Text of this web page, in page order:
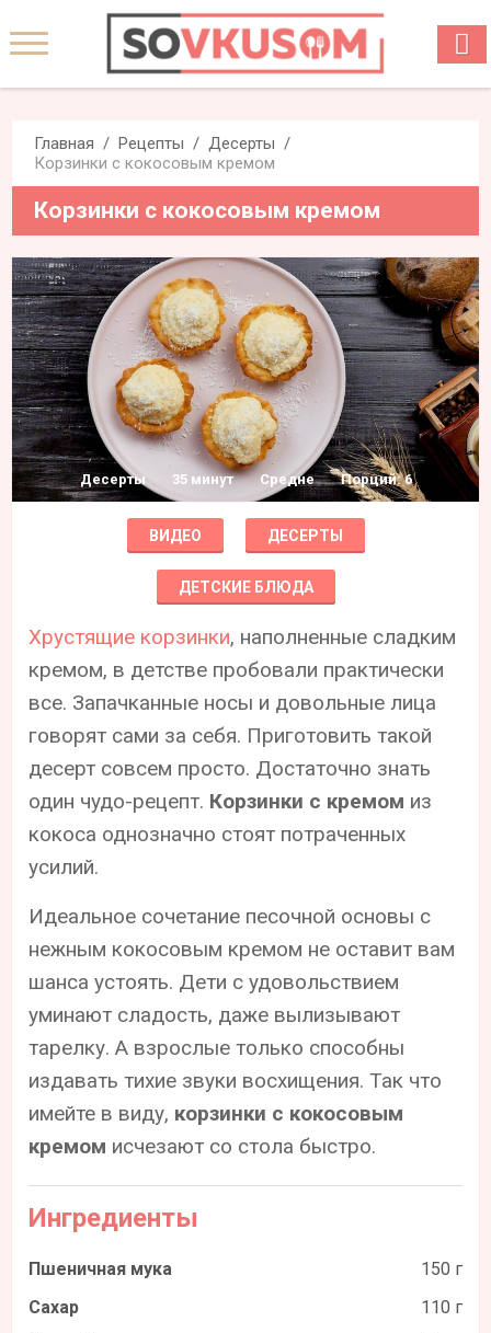
Главная Рецепты
Десерты
Корзинки с кокосовым кремом
Корзинки с кокосовым кремом
Десерты 35 минут Средне Порций: 6
ВИДЕО ДЕСЕРТЫ
ДЕТСКИЕ БЛЮДА
Хрустящие корзинки, наполненные сладким
кремом, в детстве пробовали практически
все. Запачканные носы и довольные лица
говорят сами за себя. Приготовить такой
десерт совсем просто. Достаточно знать
один чудо-рецепт. Корзинки с кремом из
кокоса однозначно стоят потраченных
усилий.
Идеальное сочетание песочной основы с
нежным кокосовым кремом не оставит вам
шанса устоять. Дети с удовольствием
уминают сладость, даже вылизывают
тарелку. А взрослые только способны
издавать тихие звуки восхищения. Так что
имейте в виду, корзинки с кокосовым
кремом исчезают со стола быстро.
Ингредиенты
Пшеничная мука
150 г
Сахар
110 г